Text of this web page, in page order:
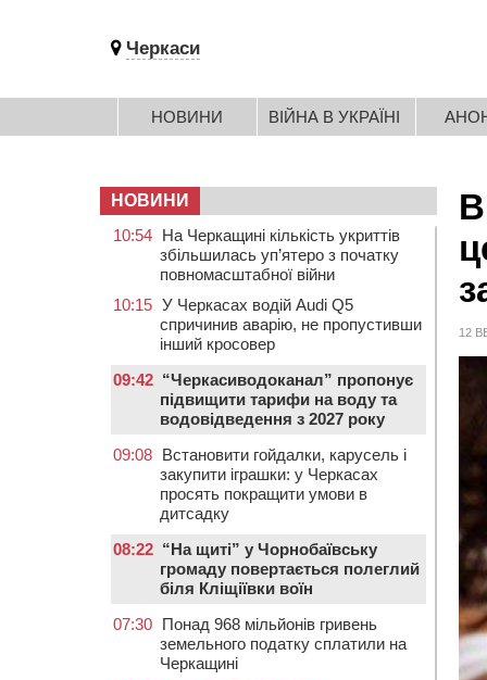
Черкаси
НОВИНИ ВІЙНА В УКРАЇНІ
12
НОВИНИ
10:54 На Черкащині кількість укриттів
збільшилась уп’ятеро з початку
повномасштабної війни
10:15 У Черкасах водій Audi Q5
спричинив аварію, не пропустивши
інший кросовер
09:42 “Черкасиводоканал” пропонує
підвищити тарифи на воду та
водовідведення з 2027 року
09:08 Встановити гойдалки, карусель і
закупити іграшки: у Черкасах
просять покращити умови в
дитсадку
08:22 “На щиті” у Чорнобаївську
громаду повертається полеглий
біля Кліщіївки воїн
07:30 Понад 968 мільйонів гривень
земельного податку сплатили на
Черкащині